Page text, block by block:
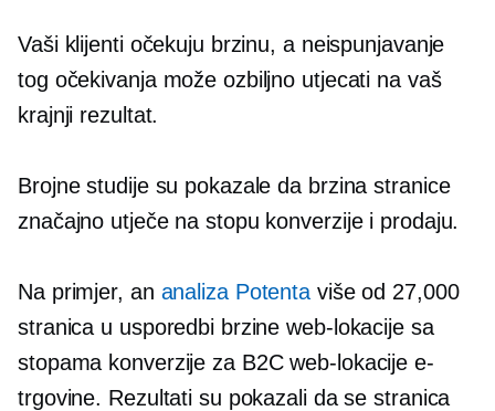
Vaši klijenti očekuju brzinu, a neispunjavanje
tog očekivanja može ozbiljno utjecati na vaš
krajnji rezultat.
Brojne studije su pokazale da brzina stranice
značajno utječe na stopu konverzije i prodaju.
Na primjer, an analiza Potenta više od 27,000
stranica u usporedbi brzine web-lokacije sa
stopama konverzije za B2C web-lokacije e-
trgovine. Rezultati su pokazali da se stranica